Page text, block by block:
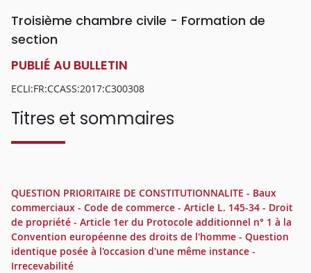
Troisième chambre civile - Formation de
section
PUBLIÉ AU BULLETIN
ECLI:FR:CCASS:2017:C300308
Titres et sommaires
QUESTION PRIORITAIRE DE CONSTITUTIONNALITE - Baux
commerciaux - Code de commerce - Article L. 145-34 - Droit
de propriété - Article 1er du Protocole additionnel n° 1 à la
Convention européenne des droits de l'homme - Question
identique posée à l'occasion d'une même instance -
Irrecevabilité